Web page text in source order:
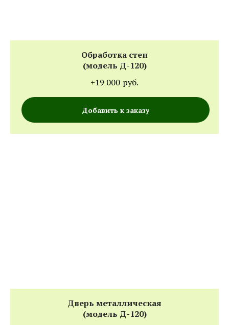
Обработка стен
(модель Д-120)
+19 000 руб.
Добавить к заказу
Дверь металлическая
(модель Д-120)